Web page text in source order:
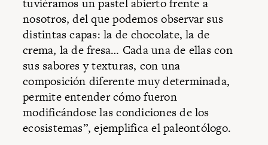
tuviéramos un pastel abierto frente a
nosotros, del que podemos observar sus
distintas capas: la de chocolate, la de
crema, la de fresa… Cada una de ellas con
sus sabores y texturas, con una
composición diferente muy determinada,
permite entender cómo fueron
modificándose las condiciones de los
ecosistemas”, ejemplifica el paleontólogo.